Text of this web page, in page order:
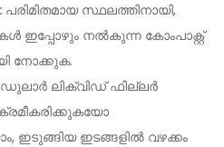
പരിമിതമായ സ്ഥലത്തിനായി,
നൽകുന്ന കോംപാക്റ്റ്
നോക്കുക.
ലിക്വിഡ് ഫില്ലർ
ഇടുങ്ങിയ ഇടങ്ങളിൽ വഴക്കം